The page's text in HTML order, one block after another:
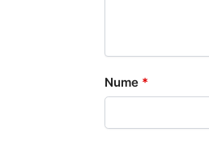
Nume *